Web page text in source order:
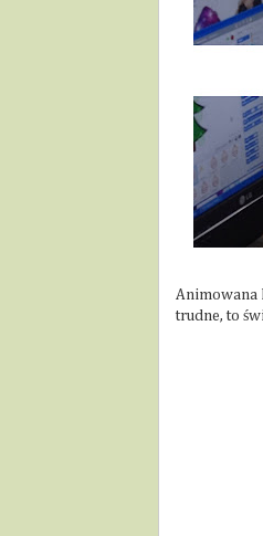
Animowana
trudne, to